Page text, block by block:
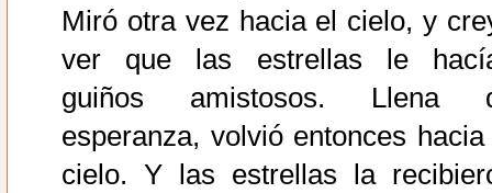
Miró otra vez hacia el cielo, y
ver que las estrellas le
guiños amistosos. Llena
esperanza, volvió entonces hacia
cielo. Y las estrellas la